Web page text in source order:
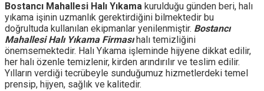
Bostancı Mahallesi Halı Yıkama kurulduğu günden beri, halı
yıkama işinin uzmanlık gerektirdiğini bilmektedir bu
doğrultuda kullanılan ekipmanlar yenilenmiştir. Bostancı
MahallesiHalı Yıkama Firmasıhalı temizliğini
önemsemektedir. Halı Yıkama işleminde hijyene dikkat edilir,
her halı özenle temizlenir, kirden arındırılır ve teslim edilir.
Yılların verdiği tecrübeyle sunduğumuz hizmetlerdeki temel
prensip, hijyen, sağlık ve kalitedir.